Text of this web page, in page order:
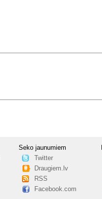
Seko jaunumiem
Twitter
Draugiem.lv
RSS
Facebook.com